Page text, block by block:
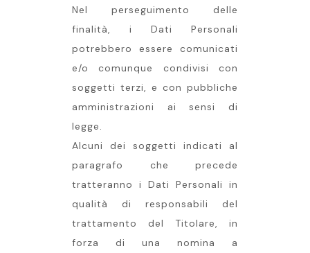
Nel perseguimento delle
finalità, i Dati Personali
potrebbero essere comunicati
e/o comunque condivisi con
soggetti terzi, e con pubbliche
amministrazioni ai sensi di
legge.
Alcuni dei soggetti indicati al
paragrafo che precede
tratteranno i Dati Personali in
qualità di responsabili del
trattamento del Titolare, in
forza di una nomina a